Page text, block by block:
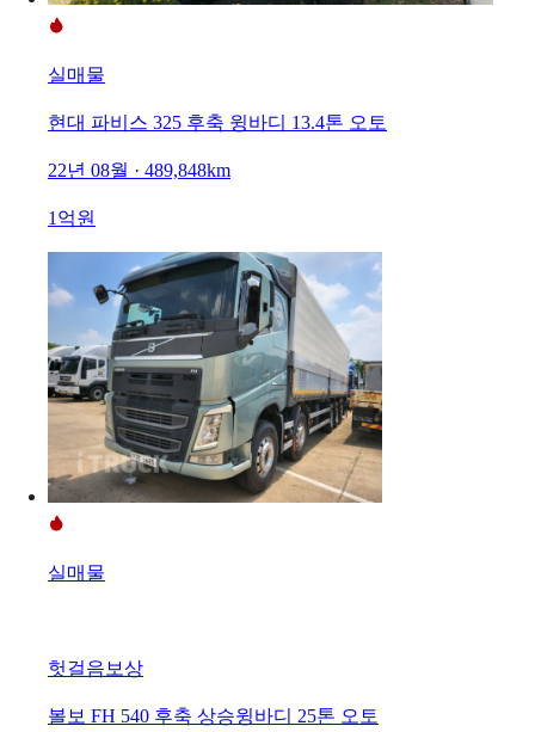
실매물
현대 파비스 325 후축 윙바디 13.4톤 오토
22년 08월 · 489,848km
1억원
실매물
헛걸음보상
볼보 FH 540 후축 상승윙바디 25톤 오토